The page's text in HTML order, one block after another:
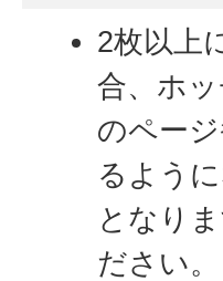
2枚以上
合、ホ
のペー
るよう
となり
ださい。